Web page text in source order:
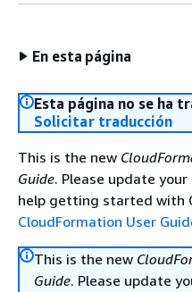
En esta página
Esta página no se ha
Solicitar traducción
This is the new
Guide. Please update
help getting started with
CloudFormation User
This is the new
Guide. Please update